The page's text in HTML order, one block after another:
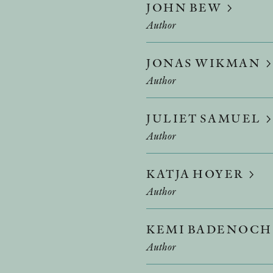
JOHN BEW
Author
JONAS WIKMAN
Author
JULIET SAMUEL
Author
KATJA HOYER
Author
KEMI
Author